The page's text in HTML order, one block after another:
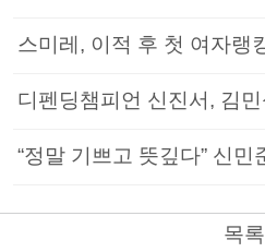
스미레, 이적 후 첫 여자랭
디펜딩챔피언 신진서, 김
“정말 기쁘고 뜻깊다” 신민
목록